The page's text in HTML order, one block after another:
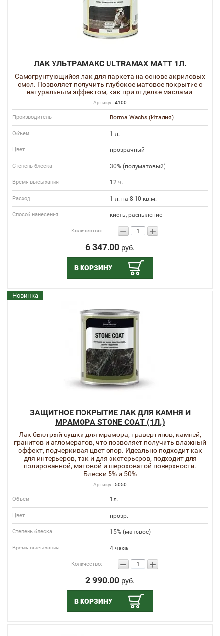
ЛАК УЛЬТРАМАКС ULTRAMAX MATT 1Л.
Самогрунтующийся лак для паркета на основе акриловых
смол. Позволяет получить глубокое матовое покрытие с
натуральным эффектом, как при отделке маслами.
Артикул:4100
Производитель Borma Wachs (Италия)
Объем 1 л.
Цвет прозрачный
Степень блеска 30% (полуматовый)
Время высыхания 12 ч.
Расход 1 л. на 8-10 кв.м.
Способ нанесения кисть, распыление
Количество: − +
6 347.00 руб.
В КОРЗИНУ
Новинка
ЗАЩИТНОЕ ПОКРЫТИЕ ЛАК ДЛЯ КАМНЯ И
МРАМОРА STONE COAT (1Л.)
Лак быстрый сушки для мрамора, травертинов, камней,
гранитов и агломератов, что позволяет получить влажный
эффект, подчеркивая цвет опор. Идеально подходит как
для интерьеров, так и для экстерьеров, подходит для
полированной, матовой и шероховатой поверхности.
Блески 5% и 50%
Артикул:5050
Объем 1л.
Цвет прозр.
Степень блеска 15% (матовое)
Время высыхания 4 часа
Количество: − +
2 990.00 руб.
В КОРЗИНУ